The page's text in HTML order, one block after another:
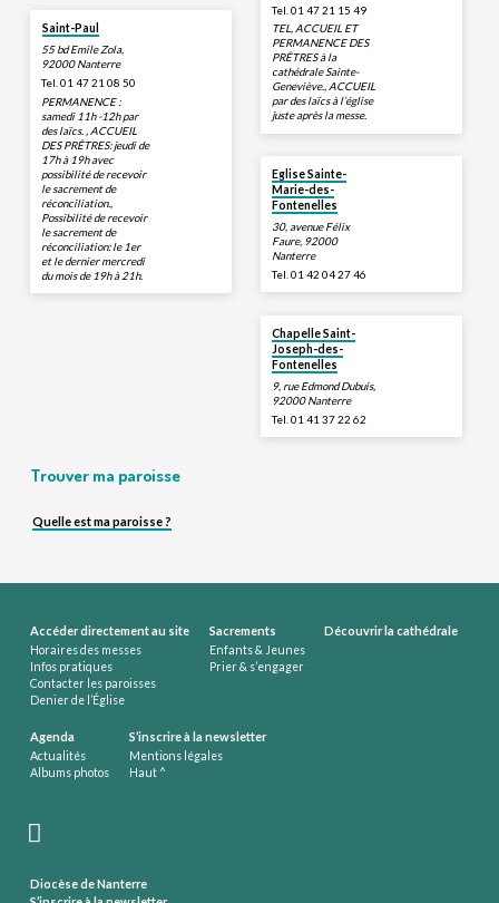
Saint-Paul
55 bd Emile Zola,
92000 Nanterre
Tel. 01 47 21 08 50
PERMANENCE :
samedi 11h -12h par
des laïcs. , ACCUEIL
DES PRÊTRES: jeudi de
17h à 19h avec
possibilité de recevoir
le sacrement de
réconciliation.,
Possibilité de recevoir
le sacrement de
réconciliation: le 1er
et le dernier mercredi
du mois de 19h à 21h.
Tel. 01 47 21 15 49
TEL, ACCUEIL ET
PERMANENCE DES
PRÊTRES à la
cathédrale Sainte-
Geneviève., ACCUEIL
par des laïcs à l’église
juste après la messe.
Eglise Sainte-
Marie-des-
Fontenelles
30, avenue Félix
Faure, 92000
Nanterre
Tel. 01 42 04 27 46
Chapelle Saint-
Joseph-des-
Fontenelles
9, rue Edmond Dubuis,
92000 Nanterre
Tel. 01 41 37 22 62
Trouver ma paroisse
Quelle est ma paroisse ?
Accéder directement au site
Horaires des messes
Infos pratiques
Contacter les paroisses
Denier de l’Église
Sacrements
Enfants & Jeunes
Prier & s’engager
Découvrir la cathédrale
Agenda
Actualités
Albums photos
S’inscrire à la newsletter
Mentions légales
Haut ^
Diocèse de Nanterre